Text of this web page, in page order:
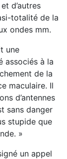
d’autres
totalité de la
ondes mm.
une
associés à la
de la
maculaire. Il
d’antennes
sans danger
stupide que
»
un appel